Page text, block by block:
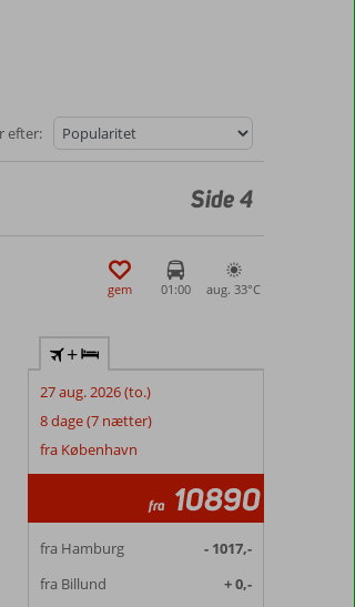
efter:
Side 4
gem 01:00 aug. 33°C
+
27 aug. 2026 (to.)
8 dage (7 nætter)
fra København
fra 10890
fra Hamburg
- 1017,-
fra Billund
+ 0,-